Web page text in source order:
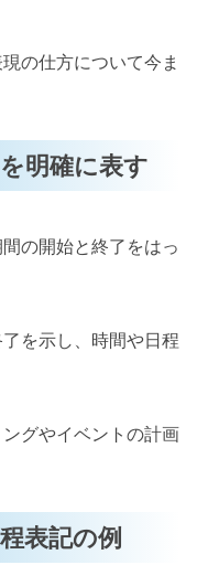
の仕方について今ま
明確に表す
の開始と終了をはっ
を示し、時間や日程
グやイベントの計画
表記の例